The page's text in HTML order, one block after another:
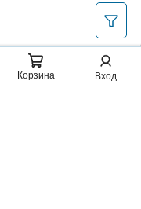
Корзина Вход